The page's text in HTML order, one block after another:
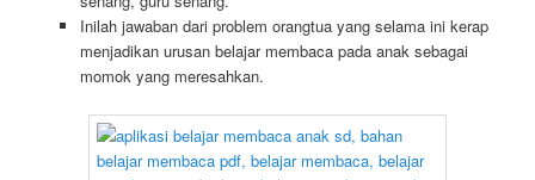
Inilah jawaban dari problem orangtua yang selama ini kerap
menjadikan urusan belajar membaca pada anak sebagai
momok yang meresahkan.